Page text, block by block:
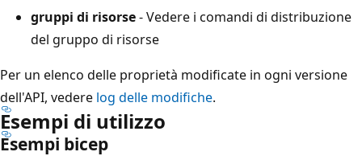
gruppi di risorse- Vedere i comandi di distribuzione
del gruppo di risorse
Per un elenco delle proprietà modificate in ogni versione
dell'API, vedere log delle modifiche.
Esempi di utilizzo
Esempi bicep